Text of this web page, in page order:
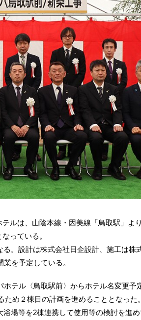
ルは、山陰本線・因美線「鳥取駅」よ
っている。
。設計は株式会社日企設計、施工は株
を予定している。
テル〈鳥取駅前〉からホテル名変更予
め２棟目の計画を進めることとなった
場等を2棟連携して使用等の検討を進